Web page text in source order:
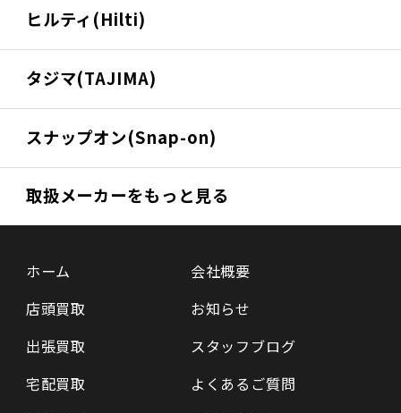
ヒルティ(Hilti)
タジマ(TAJIMA)
スナップオン(Snap-on)
取扱メーカーをもっと見る
ホーム
店頭買取
出張買取
宅配買取
会社概要
お知らせ
スタッフブログ
よくあるご質問